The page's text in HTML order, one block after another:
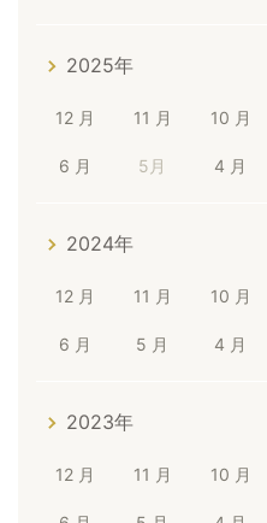
2025年
12 月 11 月 10 月
6 月 5月 4 月
2024年
12 月 11 月 10 月
6 月 5 月 4 月
2023年
12 月 11 月 10 月